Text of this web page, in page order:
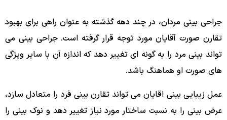
جراحی بینی مردان، در چند دهه گذشته به عنوان راهی برای بهبود
تقارن صورت آقایان مورد توجه قرار گرفته است. جراحی بینی می
تواند بینی مرد را به گونه ای تغییر دهد که اندازه آن با سایر ویژگی
های صورت او هماهنگ باشد.
عمل زیبایی بینی اقایان می تواند تقارن بینی فرد را متعادل سازد،
عرض بینی را به نسبت ساختار مورد نیاز تغییر دهد و نوک بینی را